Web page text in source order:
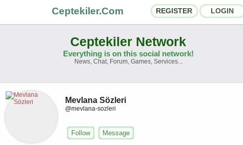
Ceptekiler.Com REGISTER LOGIN
Social Shares
Chat Rooms
About Us
Ceptekiler Network
Everything is on this social network!
News, Chat, Forum, Games, Services...
Mevlana Sözleri
@mevlana-sozleri
Follow Message